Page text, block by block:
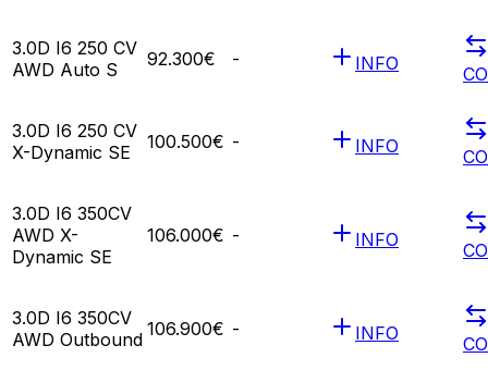
3.0D I6 250 CV
AWD Auto S
92.300€ - INFO
3.0D I6 250 CV
X-Dynamic SE
100.500€ - INFO
3.0D I6 350CV
AWD X-
Dynamic SE
106.000€ - INFO
3.0D I6 350CV
AWD Outbound 106.900€ - INFO